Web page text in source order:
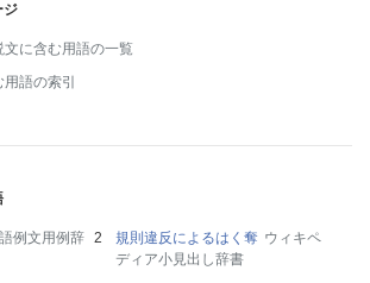
ジ
文に含む用語の一覧
語の索引
例文用例辞
規則違反によるはく奪 ウィキペ
ディア小見出し辞書